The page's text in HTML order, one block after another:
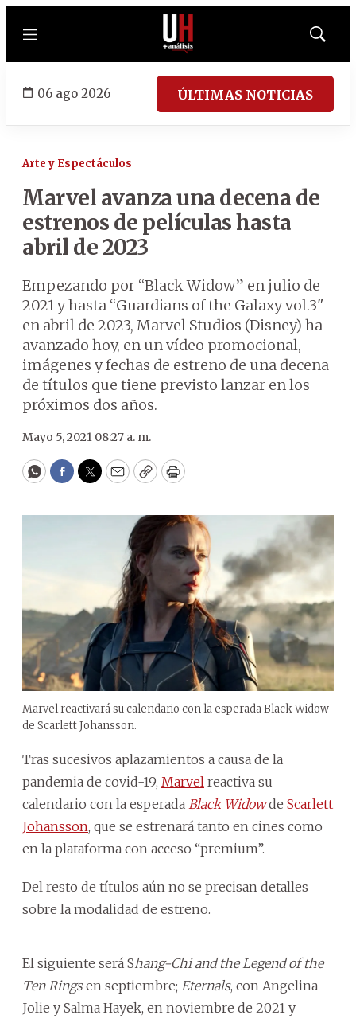
Menú
Mostrar
06 ago 2026 ÚLTIMAS NOTICIAS
Arte y Espectáculos
Marvel avanza una decena de
estrenos de películas hasta
abril de 2023
Empezando por “Black Widow” en julio de
2021 y hasta “Guardians of the Galaxy vol.3"
en abril de 2023, Marvel Studios (Disney) ha
avanzado hoy, en un vídeo promocional,
imágenes y fechas de estreno de una decena
de títulos que tiene previsto lanzar en los
próximos dos años.
Mayo 5, 2021 08:27 a. m.
WhatsApp
Facebook
Twitter
EmailCopyPrint
Marvel reactivará su calendario con la esperada Black Widow
de Scarlett Johansson.
Tras sucesivos aplazamientos a causa de la
pandemia de covid-19, Marvel reactiva su
calendario con la esperada Black Widowde Scarlett
Johansson, que se estrenará tanto en cines como
en la plataforma con acceso “premium”.
Del resto de títulos aún no se precisan detalles
sobre la modalidad de estreno.
El siguiente será Shang-Chi and the Legend of the
Ten Ringsen septiembre; Eternals, con Angelina
Jolie y Salma Hayek, en noviembre de 2021 y